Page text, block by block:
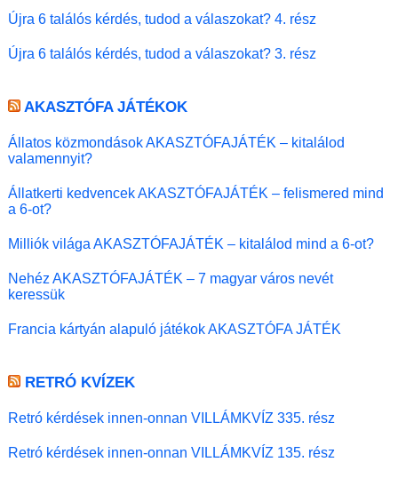
Újra 6 találós kérdés, tudod a válaszokat? 4. rész
Újra 6 találós kérdés, tudod a válaszokat? 3. rész
AKASZTÓFA JÁTÉKOK
Állatos közmondások AKASZTÓFAJÁTÉK – kitalálod
valamennyit?
Állatkerti kedvencek AKASZTÓFAJÁTÉK – felismered mind
a 6-ot?
Milliók világa AKASZTÓFAJÁTÉK – kitalálod mind a 6-ot?
Nehéz AKASZTÓFAJÁTÉK – 7 magyar város nevét
keressük
Francia kártyán alapuló játékok AKASZTÓFA JÁTÉK
RETRÓ KVÍZEK
Retró kérdések innen-onnan VILLÁMKVÍZ 335. rész
Retró kérdések innen-onnan VILLÁMKVÍZ 135. rész